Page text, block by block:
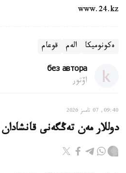
www.24.kz
ەكونوميكا الەم قوعام
без автора
اۆتور
09:40, 07 تامىز 2026
دوللار مەن تەڭگەنى قانشادان